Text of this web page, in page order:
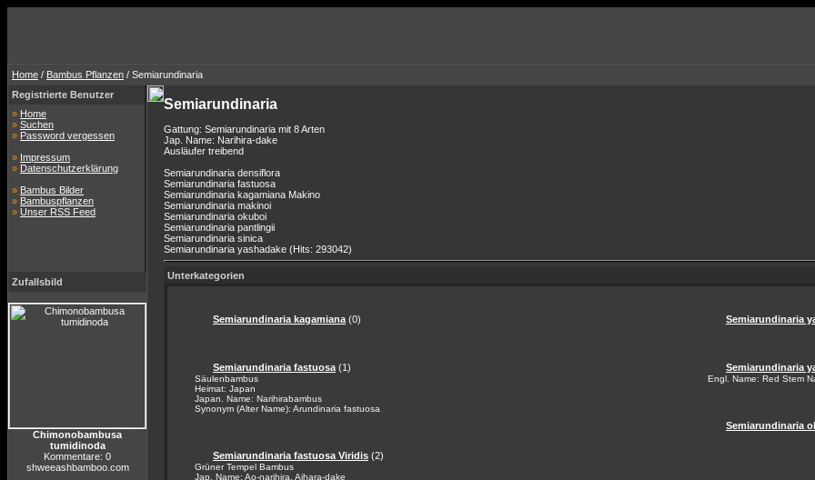
Home / Bambus Pflanzen / Semiarundinaria
Registrierte Benutzer
» Home
» Suchen
» Password vergessen
» Impressum
» Datenschutzerklärung
» Bambus Bilder
» Bambuspflanzen
» Unser RSS Feed
Zufallsbild
Chimonobambusa
tumidinoda
Kommentare: 0
shweeashbamboo.com
Semiarundinaria
Gattung: Semiarundinaria mit 8 Arten
Jap. Name: Narihira-dake
Ausläufer treibend
Semiarundinaria densiflora
Semiarundinaria fastuosa
Semiarundinaria kagamiana Makino
Semiarundinaria makinoi
Semiarundinaria okuboi
Semiarundinaria pantlingii
Semiarundinaria sinica
Semiarundinaria yashadake (Hits: 293042)
Unterkategorien
Semiarundinaria kagamiana (0)
Semiarundinaria fastuosa (1)
Säulenbambus
Heimat: Japan
Japan. Name: Narihirabambus
Synonym (Alter Name): Arundinaria fastuosa
Semiarundinaria fastuosa Viridis (2)
Grüner Tempel Bambus
Jap. Name: Ao-narihira, Aihara-dake
Semiarundinaria
Semiarundinaria
Engl. Name: Red Stem
Semiarundinaria